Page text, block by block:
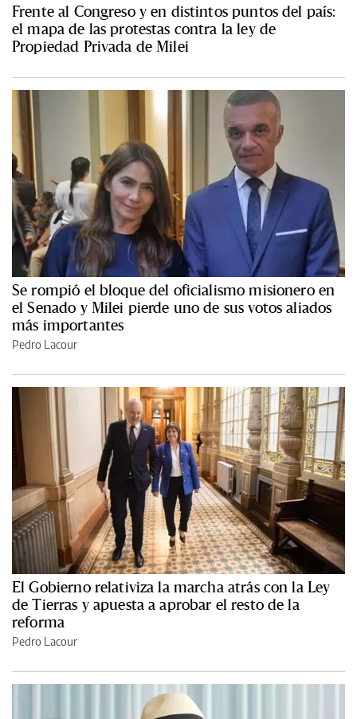
Frente al Congreso y en distintos puntos del país:
el mapa de las protestas contra la ley de
Propiedad Privada de Milei
Se rompió el bloque del oficialismo misionero en
el Senado y Milei pierde uno de sus votos aliados
más importantes
Pedro Lacour
El Gobierno relativiza la marcha atrás con la Ley
de Tierras y apuesta a aprobar el resto de la
reforma
Pedro Lacour